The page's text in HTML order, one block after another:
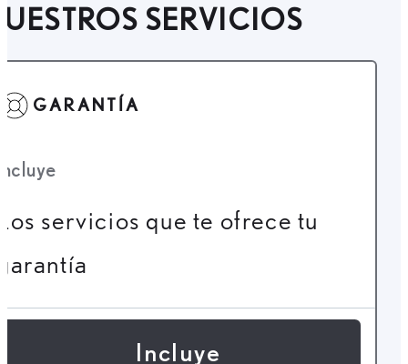
SERVICIOS
GARANTÍA
servicios que te ofrece tu
Incluye